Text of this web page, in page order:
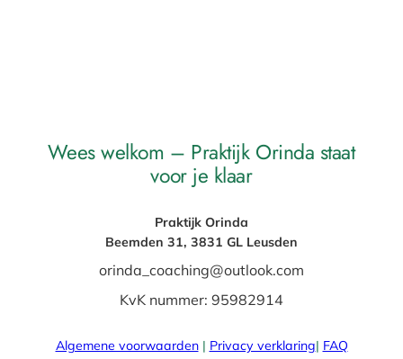
Wees welkom – Praktijk Orinda staat
voor je klaar
Praktijk Orinda
Beemden 31, 3831 GL Leusden
orinda_coaching@outlook.com
KvK nummer: 95982914
Algemene voorwaarden| Privacy verklaring| FAQ